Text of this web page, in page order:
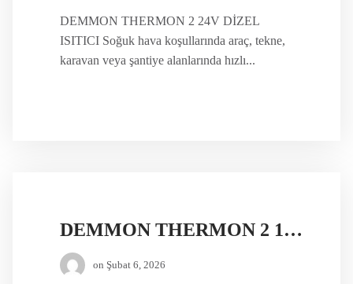
DEMMON THERMON 2 24V DİZEL
ISITICI Soğuk hava koşullarında araç, tekne,
karavan veya şantiye alanlarında hızlı...
DEMMON THERMON 2 12V DİZEL ISITICI
on Şubat 6, 2026